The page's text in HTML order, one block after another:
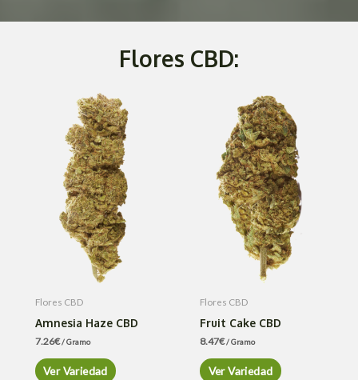
Flores CBD:
Flores CBD
Amnesia Haze CBD
7.26€/ Gramo
Ver Variedad
Flores CBD
Fruit Cake CBD
8.47€/ Gramo
Ver Variedad